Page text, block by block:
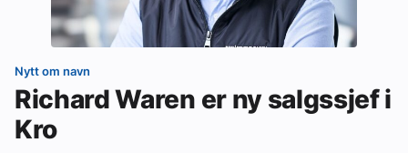
Nytt om navn
Richard Waren er ny salgssjef i
Kro